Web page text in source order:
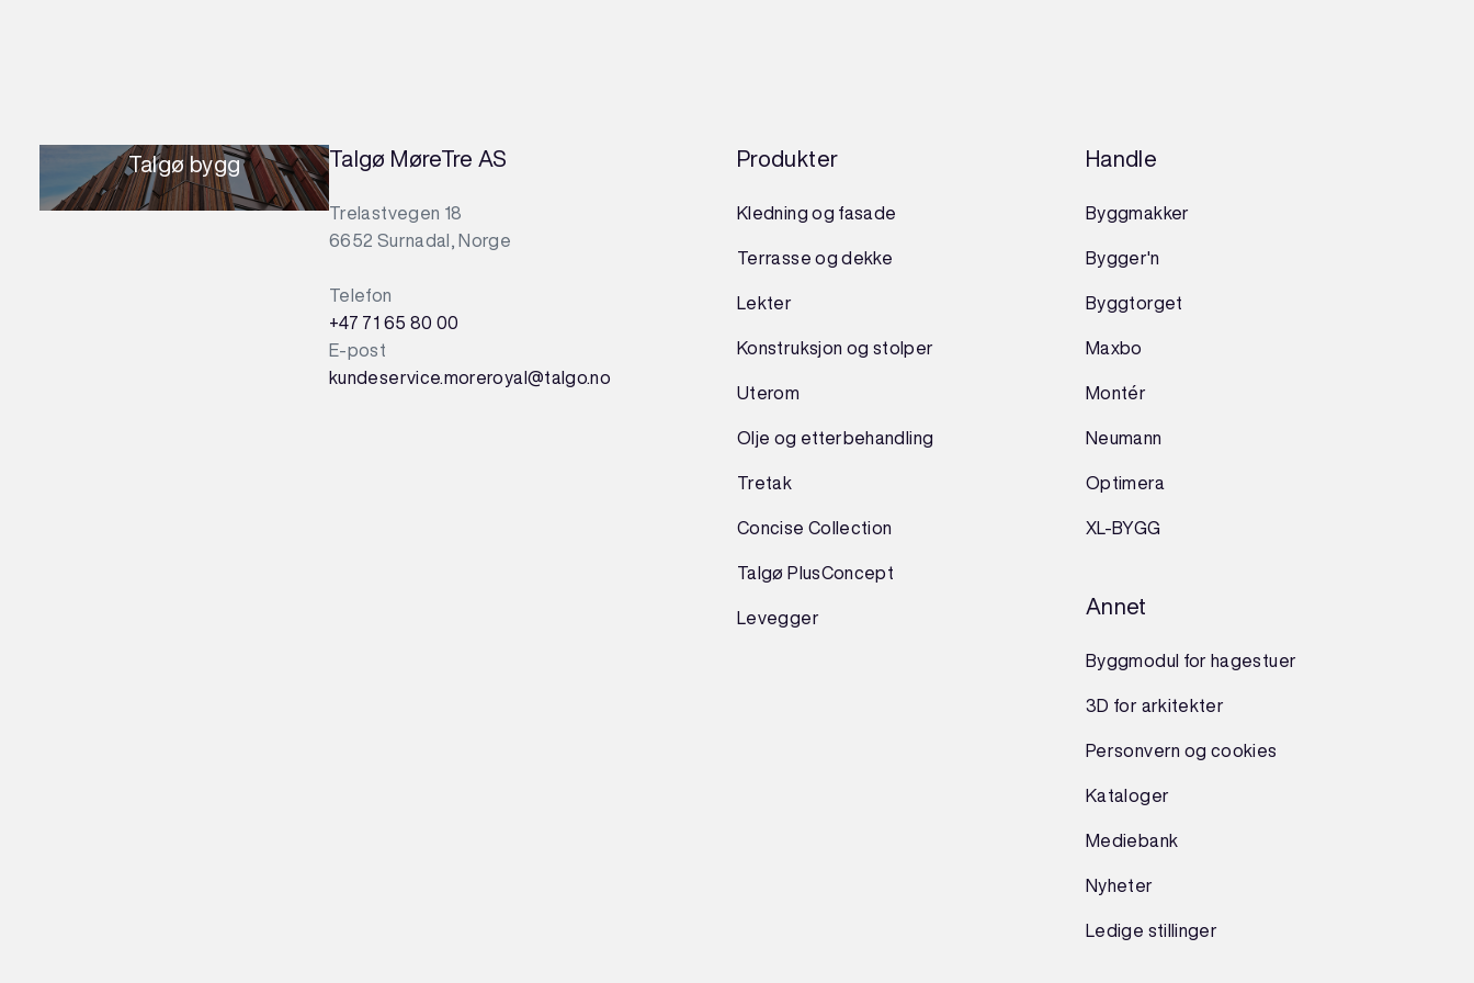
Talgø bygg Talgø MøreTre AS
Trelastvegen 18
6652 Surnadal, Norge
Telefon
+47 71 65 80 00
E-post
kundeservice.moreroyal@talgo.no
Produkter
Kledning og fasade
Terrasse og dekke
Lekter
Konstruksjon og stolper
Uterom
Olje og etterbehandling
Tretak
Concise Collection
Talgø PlusConcept
Levegger
Handle
Byggmakker
Bygger'n
Byggtorget
Maxbo
Montér
Neumann
Optimera
XL-BYGG
Annet
Byggmodul for hagestuer
3D for arkitekter
Personvern og cookies
Kataloger
Mediebank
Nyheter
Ledige stillinger